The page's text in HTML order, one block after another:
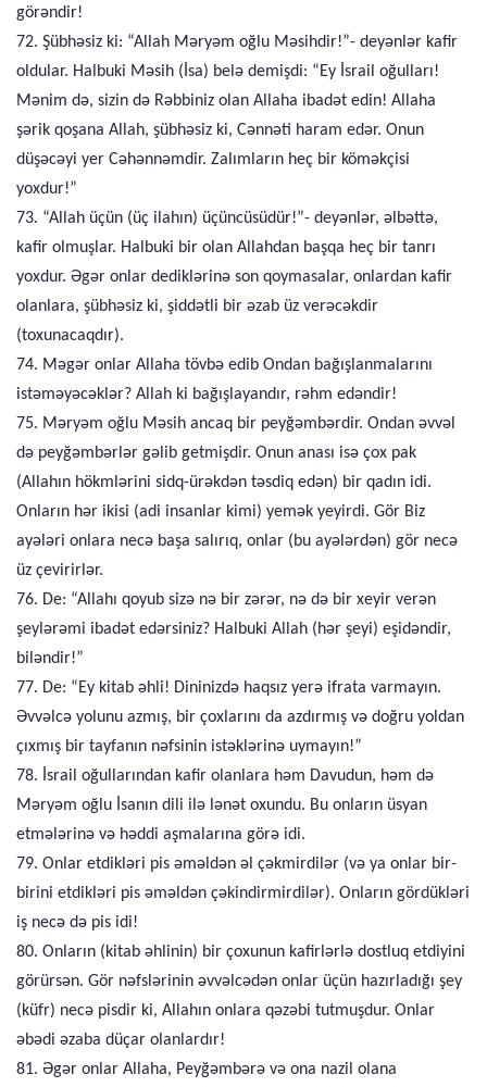
görəndir!
72. Şübhəsiz ki: “Allah Məryəm oğlu Məsihdir!”- deyənlər kafir
oldular. Halbuki Məsih (İsa) belə demişdi: “Ey İsrail oğulları!
Mənim də, sizin də Rəbbiniz olan Allaha ibadət edin! Allaha
şərik qoşana Allah, şübhəsiz ki, Cənnəti haram edər. Onun
düşəcəyi yer Cəhənnəmdir. Zalımların heç bir köməkçisi
yoxdur!”
73. “Allah üçün (üç ilahın) üçüncüsüdür!”- deyənlər, əlbəttə,
kafir olmuşlar. Halbuki bir olan Allahdan başqa heç bir tanrı
yoxdur. Əgər onlar dediklərinə son qoymasalar, onlardan kafir
olanlara, şübhəsiz ki, şiddətli bir əzab üz verəcəkdir
(toxunacaqdır).
74. Məgər onlar Allaha tövbə edib Ondan bağışlanmalarını
istəməyəcəklər? Allah ki bağışlayandır, rəhm edəndir!
75. Məryəm oğlu Məsih ancaq bir peyğəmbərdir. Ondan əvvəl
də peyğəmbərlər gəlib getmişdir. Onun anası isə çox pak
(Allahın hökmlərini sidq-ürəkdən təsdiq edən) bir qadın idi.
Onların hər ikisi (adi insanlar kimi) yemək yeyirdi. Gör Biz
ayələri onlara necə başa salırıq, onlar (bu ayələrdən) gör necə
üz çevirirlər.
76. De: “Allahı qoyub sizə nə bir zərər, nə də bir xeyir verən
şeylərəmi ibadət edərsiniz? Halbuki Allah (hər şeyi) eşidəndir,
biləndir!”
77. De: “Ey kitab əhli! Dininizdə haqsız yerə ifrata varmayın.
Əvvəlcə yolunu azmış, bir çoxlarını da azdırmış və doğru yoldan
çıxmış bir tayfanın nəfsinin istəklərinə uymayın!”
78. İsrail oğullarından kafir olanlara həm Davudun, həm də
Məryəm oğlu İsanın dili ilə lənət oxundu. Bu onların üsyan
etmələrinə və həddi aşmalarına görə idi.
79. Onlar etdikləri pis əməldən əl çəkmirdilər (və ya onlar bir-
birini etdikləri pis əməldən çəkindirmirdilər). Onların gördükləri
iş necə də pis idi!
80. Onların (kitab əhlinin) bir çoxunun kafirlərlə dostluq etdiyini
görürsən. Gör nəfslərinin əvvəlcədən onlar üçün hazırladığı şey
(küfr) necə pisdir ki, Allahın onlara qəzəbi tutmuşdur. Onlar
əbədi əzaba düçar olanlardır!
81. Əgər onlar Allaha, Peyğəmbərə və ona nazil olana